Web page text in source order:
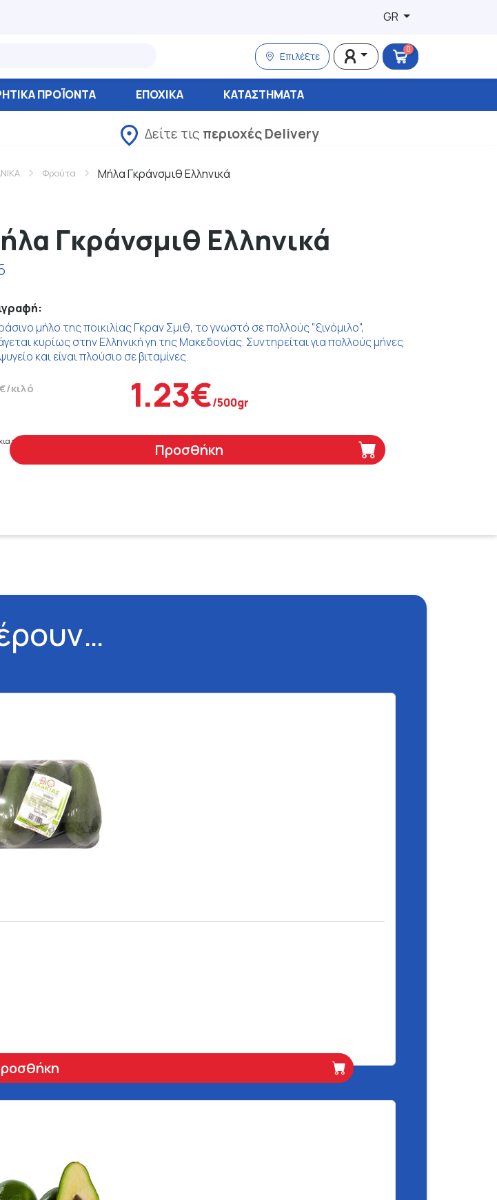
GR
Επιλέξτε
0
ΠΡΟΪΟΝΤΑ ΕΠΟΧΙΚΑ ΚΑΤΑΣΤΉΜΑΤΑ
Δείτε τις περιοχές Delivery
Φρούτα Μήλα Γκράνσμιθ Ελληνικά
Γκράνσμιθ Ελληνικά
μήλο της ποικιλίας Γκραν Σμιθ, το γνωστό σε πολλούς "ξινόμιλο",
κυρίως στην Ελληνική γη της Μακεδονίας. Συντηρείται για πολλούς μήνες
και είναι πλούσιο σε βιταμίνες.
κιλό 1.23€/500gr
Προσθήκη
περίπου 1 κιλό